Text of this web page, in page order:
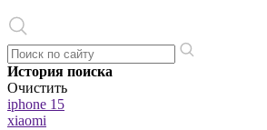
История поиска
Очистить
iphone 15
xiaomi